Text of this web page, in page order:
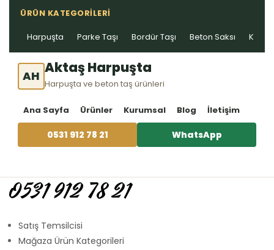
ÜRÜN KATEGORILERI
Harpuşta Parke Taşı Bordür Taşı Beton Saksı Kablo
AH Aktaş Harpuşta
Harpuşta ve beton taş ürünleri
Ana Sayfa Ürünler Kurumsal Blog İletişim
0531 912 78 21 WhatsApp
0531 912 78 21
Satış Temsilcisi
Mağaza Ürün Kategorileri